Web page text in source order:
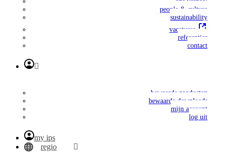
people & culture
sustainability
vacatures
referenties
contact
bewaarde producten
bewaarde downloads
mijn account
log uit
my ips
regio